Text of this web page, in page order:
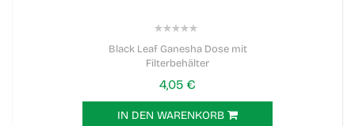
Black Leaf Ganesha Dose mit
Filterbehälter
4,05 €
IN DEN WARENKORB